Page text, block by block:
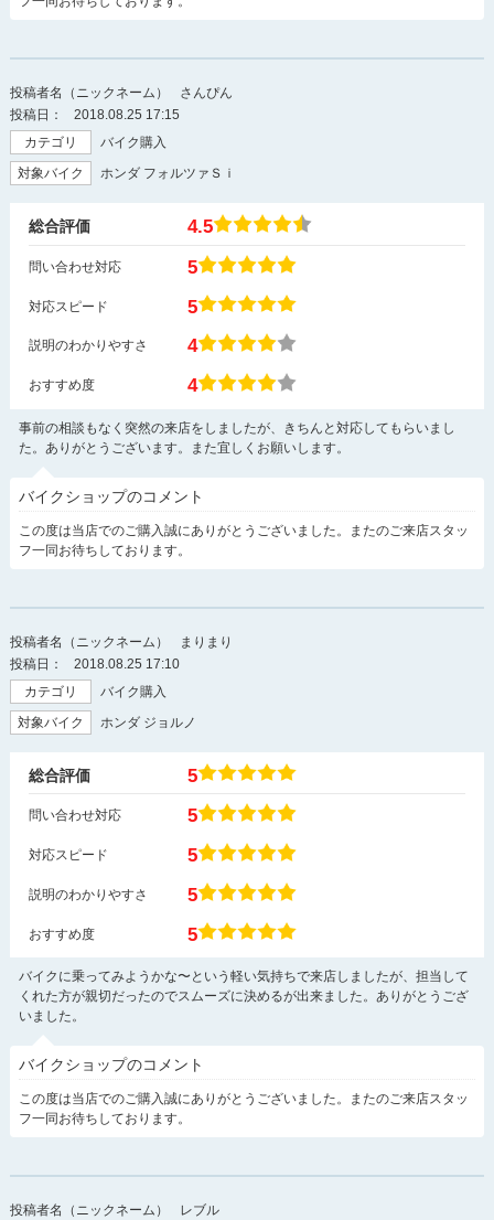
投稿者名（ニックネーム）
さんぴん
投稿日：
2018.08.25 17:15
カテゴリ
バイク購入
対象バイク
ホンダ フォルツァＳｉ
総合評価 4.5
問い合わせ対応 5
対応スピード 5
説明のわかりやすさ 4
おすすめ度 4
事前の相談もなく突然の来店をしましたが、きちんと対応してもらいまし
た。ありがとうございます。また宜しくお願いします。
バイクショップのコメント
この度は当店でのご購入誠にありがとうございました。またのご来店スタッ
フ一同お待ちしております。
投稿者名（ニックネーム）
まりまり
投稿日：
2018.08.25 17:10
カテゴリ
バイク購入
対象バイク
ホンダ ジョルノ
総合評価 5
問い合わせ対応 5
対応スピード 5
説明のわかりやすさ 5
おすすめ度 5
バイクに乗ってみようかな〜という軽い気持ちで来店しましたが、担当して
くれた方が親切だったのでスムーズに決めるが出来ました。ありがとうござ
いました。
バイクショップのコメント
この度は当店でのご購入誠にありがとうございました。またのご来店スタッ
フ一同お待ちしております。
投稿者名（ニックネーム）
レブル